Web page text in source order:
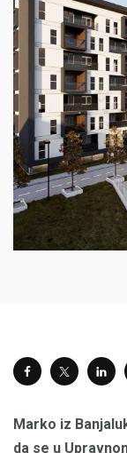
Marko iz
da se u